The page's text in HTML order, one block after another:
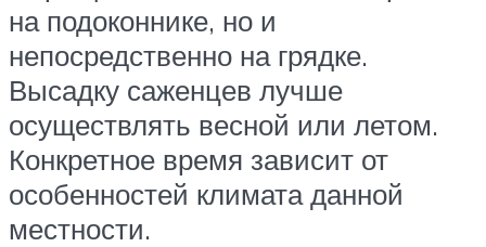
на подоконнике, но и
непосредственно на грядке.
Высадку саженцев лучше
осуществлять весной или летом.
Конкретное время зависит от
особенностей климата данной
местности.